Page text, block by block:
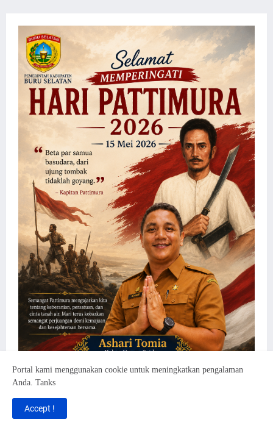
Portal kami menggunakan cookie untuk meningkatkan pengalaman
Anda. Tanks
Accept !